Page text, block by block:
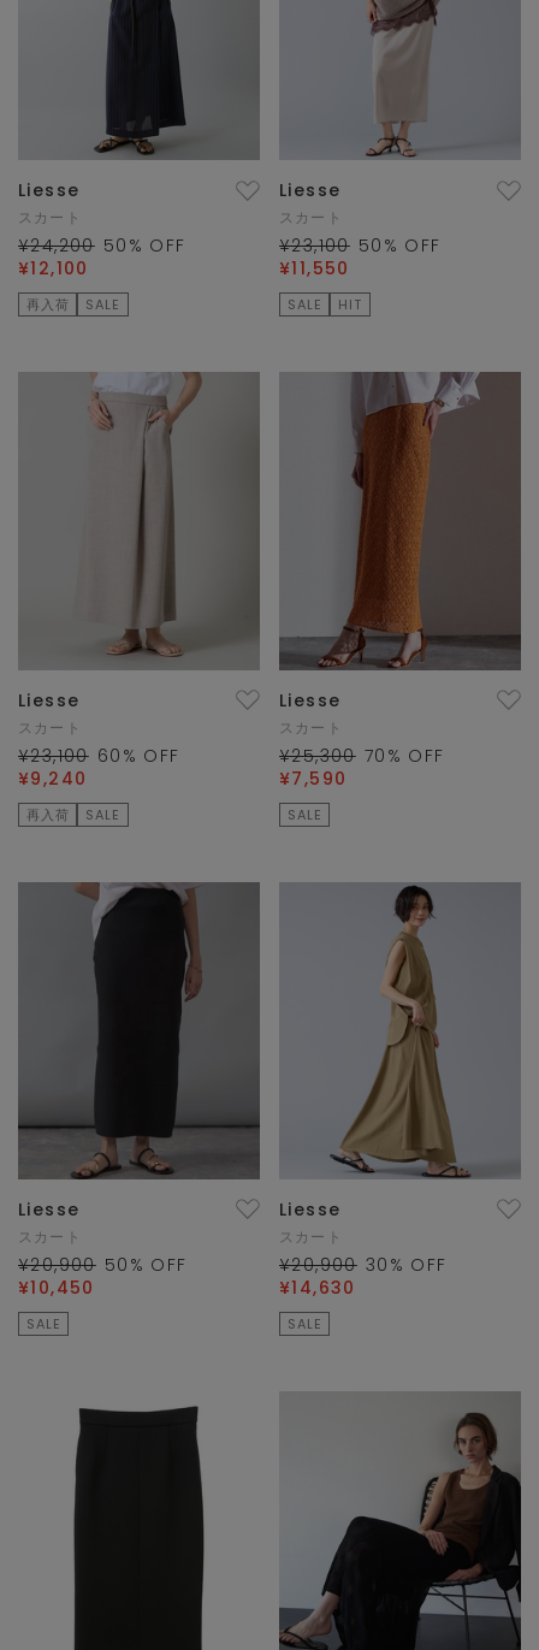
Liesse
スカート
¥24,200 50 % OFF
¥12,100
再入荷 SALE
Liesse
スカート
¥23,100 50 % OFF
¥11,550
SALE HIT
Liesse
スカート
¥23,100 60 % OFF
¥9,240
再入荷 SALE
Liesse
スカート
¥25,300 70 % OFF
¥7,590
SALE
Liesse
スカート
¥20,900 50 % OFF
¥10,450
SALE
Liesse
スカート
¥20,900 30 % OFF
¥14,630
SALE